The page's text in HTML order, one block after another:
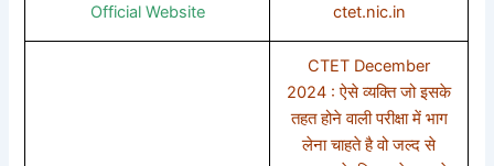
Official Website ctet.nic.in
CTET December
2024 : ऐसे व्यक्ति जो इसके
तहत होने वाली परीक्षा में भाग
लेना चाहते है वो जल्द से